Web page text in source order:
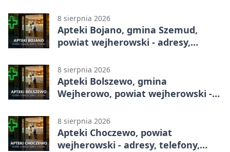
8 sierpnia 2026
Apteki Bojano, gmina Szemud,
powiat wejherowski - adresy,
8 sierpnia 2026
Apteki Bolszewo, gmina
Wejherowo, powiat wejherowski -
8 sierpnia 2026
Apteki Choczewo, powiat
wejherowski - adresy, telefony,